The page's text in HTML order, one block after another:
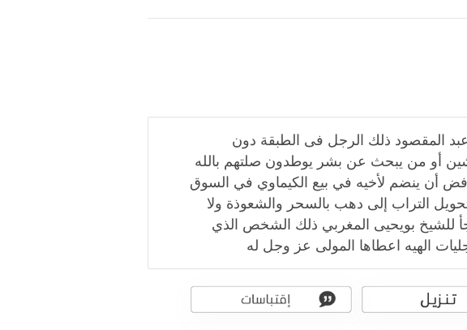
عبد المقصود ذلك الرجل فى الطبقة دون
أو من يبحث عن بشر يوطدون صلتهم بالله
أن ينضم لأخيه في بيع الكيماوي في السوق
التراب إلى دهب بالسحر والشعوذة ولا
للشيخ بويحيى المغربي ذلك الشخص الذي
الهيه اعطاها المولى عز وجل له